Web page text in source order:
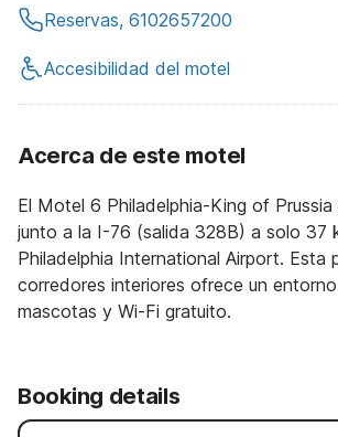
Reservas, 6102657200
Accesibilidad del motel
Acerca de este motel
El Motel 6 Philadelphia-King of
junto a la I-76 (salida 328B) a solo 37
Philadelphia International Airport. Esta
corredores interiores ofrece un
mascotas y Wi-Fi gratuito.
Booking details